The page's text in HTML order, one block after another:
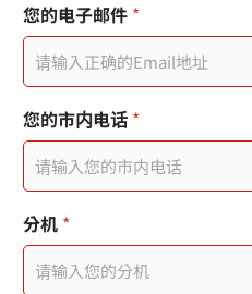
使
用
者
分
日
期
戳
記
您的电子邮件 *
您的市内电话 *
分机 *